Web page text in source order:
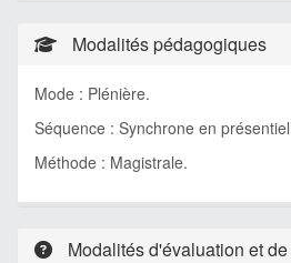
Modalités pédagogiques
Mode : Plénière.
Séquence : Synchrone en
Méthode : Magistrale.
Modalités d'évaluation et